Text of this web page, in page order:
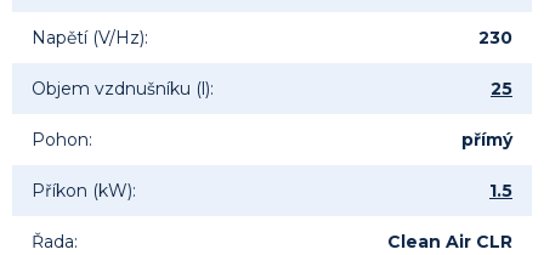
Napětí (V/Hz): 230
Objem vzdnušníku (l): 25
Pohon: přímý
Příkon (kW): 1.5
Řada: Clean Air CLR